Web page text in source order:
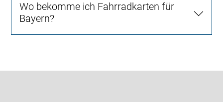
Wo bekomme ich Fahrradkarten für
Bayern?